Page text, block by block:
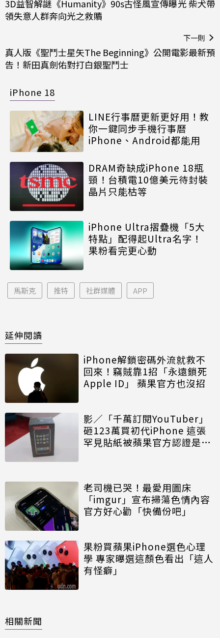
3D益智解謎《Humanity》90s古怪風宣傳曝光 柴犬帶
領失意人群奔向光之救贖
下一則
真人版《聖鬥士星矢The Beginning》公開電影最新預
告！新田真劍佑對打白銀聖鬥士
iPhone 18
LINE行事曆更新更好用！教
你一鍵同步手機行事曆
iPhone、Android都能用
DRAM奇缺成iPhone 18瓶
頸！台積電10億美元待封裝
晶片只能枯等
iPhone Ultra摺疊機「5大
特點」配得起Ultra名字！
果粉看完更心動
馬斯克 推特 社群媒體 APP
延伸閱讀
iPhone解鎖密碼外流就救不
回來！竊賊靠1招「永遠鎖死
Apple ID」 蘋果官方也沒招
影／「千萬訂閱YouTuber」
砸123萬買初代iPhone 這張
罕見貼紙被蘋果官方認證是真
老司機已哭！最愛用圖床
「imgur」宣布掃蕩色情內容
官方好心勸「快備份吧」
果粉買蘋果iPhone選色心理
學 專家曝選這顏色看出「這人
有怪癖」
相關新聞